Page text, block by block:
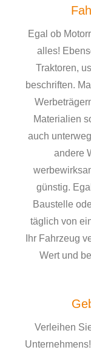
Egal ob
alles!
Traktoren,
beschriften.
Materialien
auch
andere
günstig.
Baustelle
täglich von
Ihr Fahrzeug
Wert und
Verleihen